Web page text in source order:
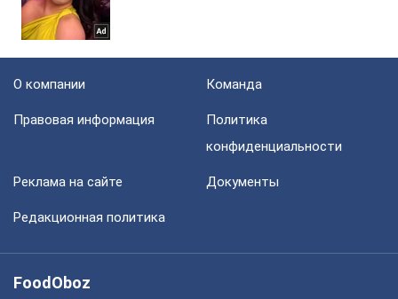
О компании Команда
Правовая информация
Политика
конфиденциальности
Реклама на сайте Документы
Редакционная политика
FoodOboz